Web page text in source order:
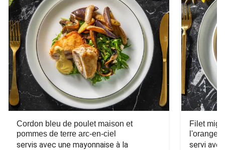
Cordon bleu de poulet maison et
pommes de terre arc-en-ciel
servis avec une mayonnaise à la
Filet
l'orange
servi